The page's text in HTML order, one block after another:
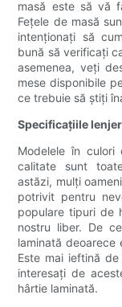
masă este să vă
Fețele de masă
intenționați să
bună să verificați
asemenea, veți
mese disponibile
ce trebuie să știți
Specificațiile
Modelele în culori
calitate sunt
astăzi, mulți
potrivit pentru
populare tipuri de
nostru liber. De
laminată deoarece
Este mai ieftină
interesați de
hârtie laminată.